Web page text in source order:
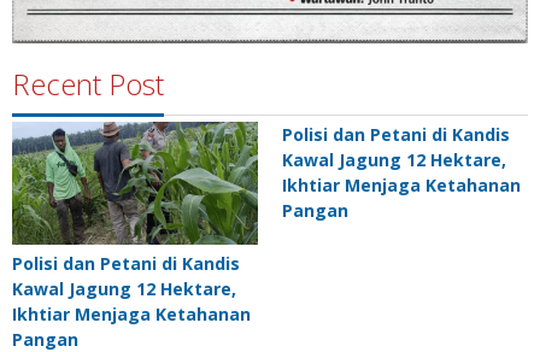
Recent Post
Polisi dan Petani di Kandis
Kawal Jagung 12 Hektare,
Ikhtiar Menjaga Ketahanan
Pangan
Polisi dan Petani di Kandis
Kawal Jagung 12 Hektare,
Ikhtiar Menjaga Ketahanan
Pangan